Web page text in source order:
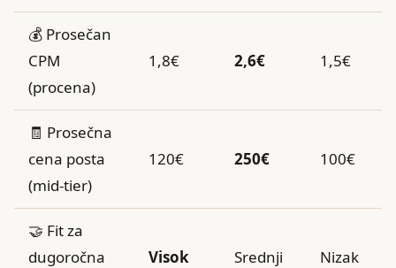
💰 Prosečan
CPM
(procena)
1,8€ 2,6€ 1,5€
🧾 Prosečna
cena posta
(mid‑tier)
120€ 250€ 100€
🤝 Fit za
dugoročna
Visok Srednji Nizak